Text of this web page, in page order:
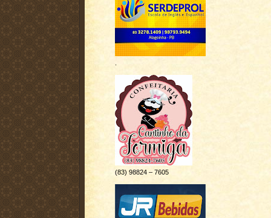
(83) 98824 – 7605